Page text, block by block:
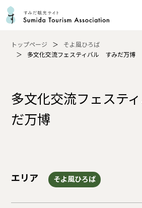
トップページ
そよ風ひろば
多文化交流フェスティバル すみだ万博
多文化交流フェステ
だ万博
エリア そよ風ひろば